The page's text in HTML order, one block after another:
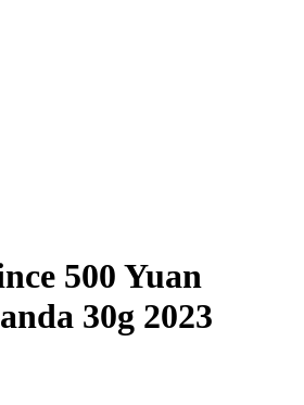
500 Yuan
30g 2023